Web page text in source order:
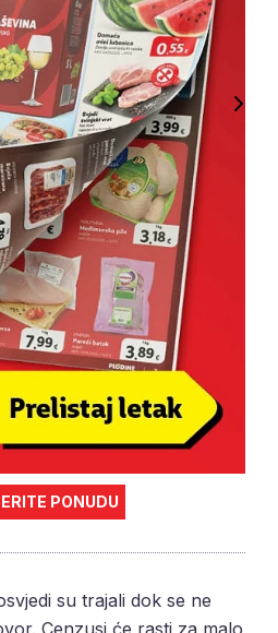
PONUDU
su trajali dok se ne
Cenzusi će rasti za malo